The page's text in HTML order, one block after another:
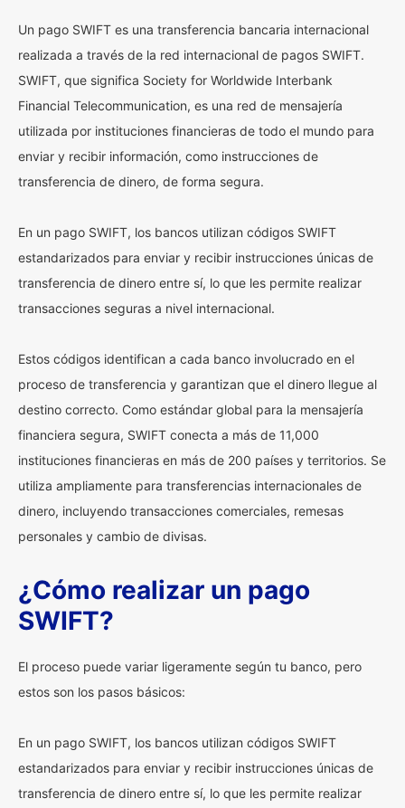
Un pago SWIFT es una transferencia bancaria internacional
realizada a través de la red internacional de pagos SWIFT.
SWIFT, que significa Society for Worldwide Interbank
Financial Telecommunication, es una red de mensajería
utilizada por instituciones financieras de todo el mundo para
enviar y recibir información, como instrucciones de
transferencia de dinero, de forma segura.
En un pago SWIFT, los bancos utilizan códigos SWIFT
estandarizados para enviar y recibir instrucciones únicas de
transferencia de dinero entre sí, lo que les permite realizar
transacciones seguras a nivel internacional.
Estos códigos identifican a cada banco involucrado en el
proceso de transferencia y garantizan que el dinero llegue al
destino correcto. Como estándar global para la mensajería
financiera segura, SWIFT conecta a más de 11,000
instituciones financieras en más de 200 países y territorios. Se
utiliza ampliamente para transferencias internacionales de
dinero, incluyendo transacciones comerciales, remesas
personales y cambio de divisas.
¿Cómo realizar un pago
SWIFT?
El proceso puede variar ligeramente según tu banco, pero
estos son los pasos básicos:
En un pago SWIFT, los bancos utilizan códigos SWIFT
estandarizados para enviar y recibir instrucciones únicas de
transferencia de dinero entre sí, lo que les permite realizar